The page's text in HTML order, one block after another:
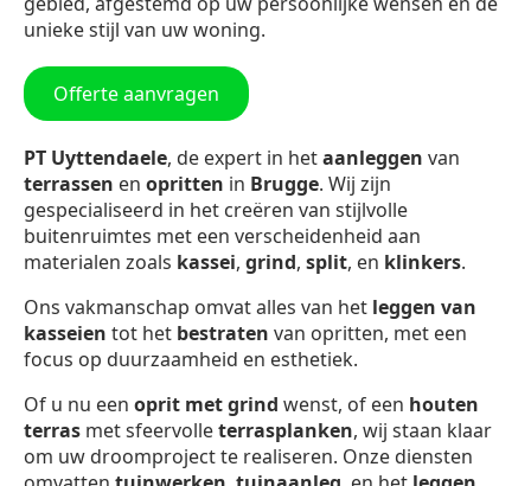
unieke stijl van uw woning.
Offerte aanvragen
PT Uyttendaele, de expert in hetaanleggen van
terrassen en opritten in Brugge. Wij zijn
gespecialiseerd in het creëren van stijlvolle
buitenruimtes met een verscheidenheid aan
materialen zoals kassei, grind, split, en klinkers.
Ons vakmanschap omvat alles van het leggen van
kasseien tot het bestraten van opritten, met een
focus op duurzaamheid en esthetiek.
Of u nu een oprit met grind wenst, of een houten
terras met sfeervolleterrasplanken, wij staan klaar
om uw droomproject te realiseren. Onze diensten